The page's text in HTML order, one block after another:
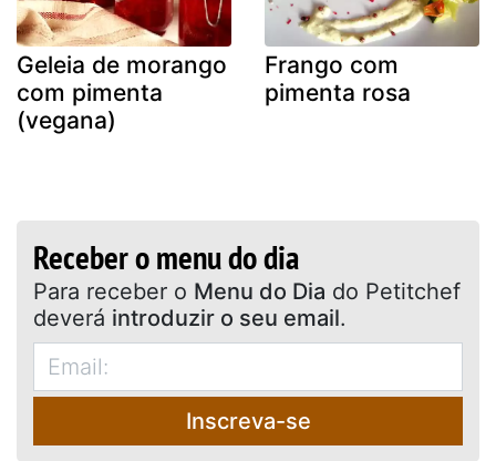
Geleia de morango
com pimenta
(vegana)
Frango com
pimenta rosa
Receber o menu do dia
Para receber o Menu do Dia do Petitchef
deverá introduzir o seu email.
Inscreva-se